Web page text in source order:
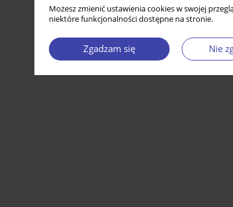
Możesz zmienić ustawienia cookies w swojej
niektóre funkcjonalności dostępne na stronie.
Zgadzam się Nie